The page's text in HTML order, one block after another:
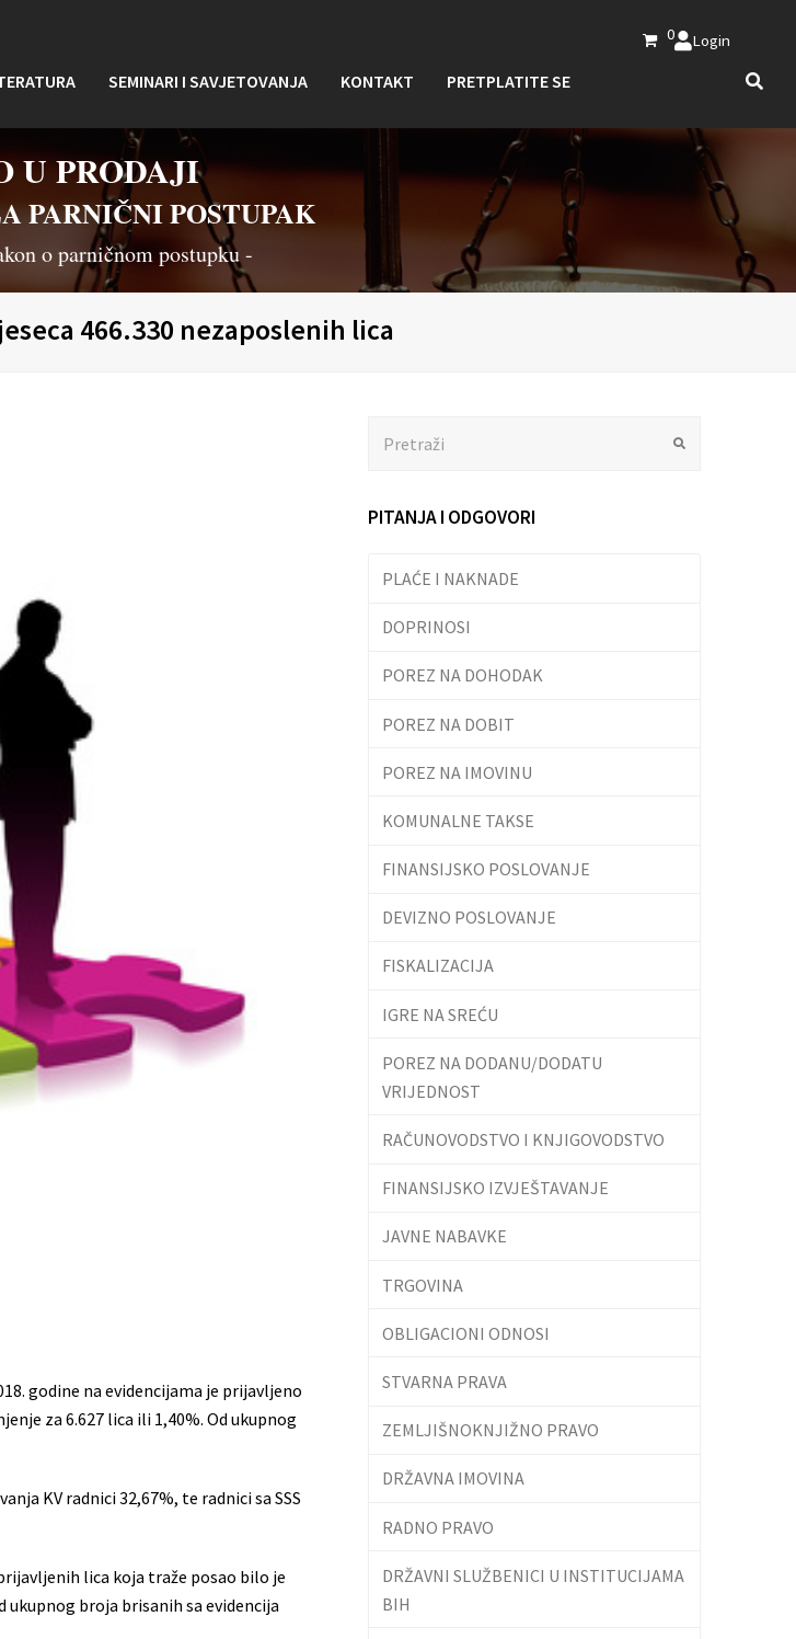
0 Login
SEMINARI I SAVJETOVANJA KONTAKT PRETPLATITE SE
U PRODAJI
PARNIČNI POSTUPAK
o parničnom postupku -
466.330 nezaposlenih lica
godine na evidencijama je prijavljeno
za 6.627 lica ili 1,40%. Od ukupnog
KV radnici 32,67%, te radnici sa SSS
lica koja traže posao bilo je
ukupnog broja brisanih sa evidencija
PITANJA I ODGOVORI
PLAĆE I NAKNADE
DOPRINOSI
POREZ NA DOHODAK
POREZ NA DOBIT
POREZ NA IMOVINU
KOMUNALNE TAKSE
FINANSIJSKO POSLOVANJE
DEVIZNO POSLOVANJE
FISKALIZACIJA
IGRE NA SREĆU
POREZ NA DODANU/DODATU
VRIJEDNOST
RAČUNOVODSTVO I KNJIGOVODSTVO
FINANSIJSKO IZVJEŠTAVANJE
JAVNE NABAVKE
TRGOVINA
OBLIGACIONI ODNOSI
STVARNA PRAVA
ZEMLJIŠNOKNJIŽNO PRAVO
DRŽAVNA IMOVINA
RADNO PRAVO
DRŽAVNI SLUŽBENICI U INSTITUCIJAMA
BIH